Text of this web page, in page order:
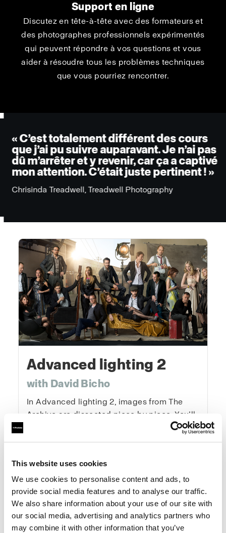
This website uses cookies
We use cookies to personalise content and ads, to
provide social media features and to analyse our traffic.
We also share information about your use of our site with
our social media, advertising and analytics partners who
may combine it with other information that you’ve
Support en ligne
Discutez en tête-à-tête avec des formateurs et
des photographes professionnels expérimentés
qui peuvent répondre à vos questions et vous
aider à résoudre tous les problèmes techniques
que vous pourriez rencontrer.
« C’est totalement différent des cours
que j’ai pu suivre auparavant. Je n’ai pas
dû m’arrêter et y revenir, car ça a captivé
mon attention. C’était juste pertinent ! »
Chrisinda Treadwell, Treadwell Photography
Advanced lighting 2
with David Bicho
In Advanced lighting 2, images from The
Archive are dissected piece by piece. You’ll
see exactly how they were created, explore
lighting diagrams, and understand every
gives you the tools and mindset to elevate
your photography systematically and
creatively — from concept to final image.
One-Time Purchase $199